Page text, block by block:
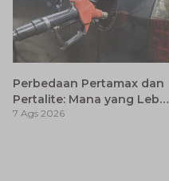
Perbedaan Pertamax dan
Pertalite: Mana yang Lebih
Baik untuk Mobil Toyota
7 Ags 2026